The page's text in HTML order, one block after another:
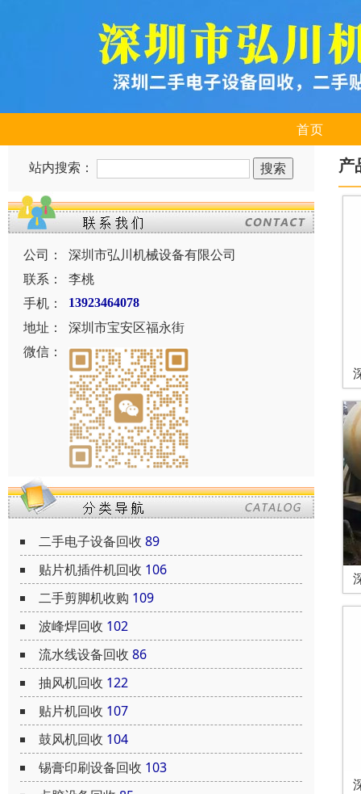
首页
站内搜索：
公司：
深圳市弘川机械设备有限公司
联系：
李桃
手机：
13923464078
地址：
深圳市宝安区福永街
微信：
二手电子设备回收 89
贴片机插件机回收 106
二手剪脚机收购 109
波峰焊回收 102
流水线设备回收 86
抽风机回收 122
贴片机回收 107
鼓风机回收 104
锡膏印刷设备回收 103
产